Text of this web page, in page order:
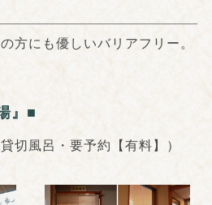
方にも優しいバリアフリー。
』■
切風呂・要予約【有料】）